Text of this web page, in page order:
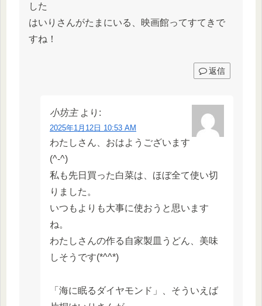
した
はいりさんがたまにいる、映画館ってすてきで
すね！
返信
小坊主 より:
2025年1月12日 10:53 AM
わたしさん、おはようございます
(^-^)
私も先日買った白菜は、ほぼ全て使い切
りました。
いつもよりも大事に使おうと思います
ね。
わたしさんの作る自家製皿うどん、美味
しそうです(*^^*)
「海に眠るダイヤモンド」、そういえば